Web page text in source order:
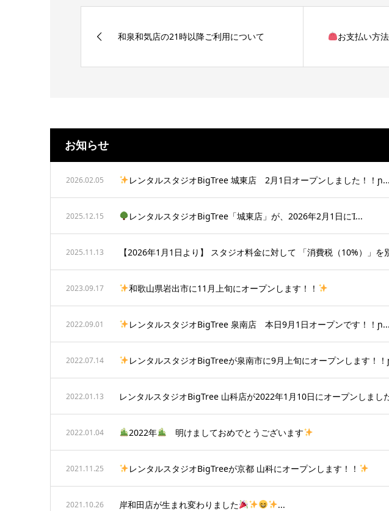
和泉和気店の21時以降ご利用について お支払い方
お知らせ
2026.02.05 レンタルスタジオBigTree 城東店 2月1日オープンしました！！ɲ...
2025.12.15 レンタルスタジオBigTree「城東店」が、2026年2月1日にἸ...
2025.11.13 【2026年1月1日より】 スタジオ料金に対して 「消費税（10%）」
2023.09.17 和歌山県岩出市に11月上旬にオープンします！！
2022.09.01 レンタルスタジオBigTree 泉南店 本日9月1日オープンです！！ɲ...
2022.07.14 レンタルスタジオBigTreeが泉南市に9月上旬にオープンします！
2022.01.13 レンタルスタジオBigTree 山科店が2022年1月10日にオープンしまし
2022.01.04 2022年 明けましておめでとうございます
2021.11.25 レンタルスタジオBigTreeが京都 山科にオープンします！！
2021.10.26 岸和田店が生まれ変わりました ...